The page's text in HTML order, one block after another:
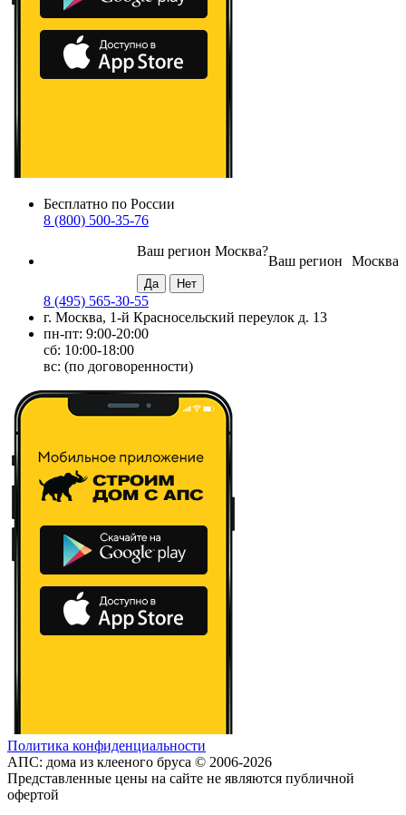
Бесплатно по России
8 (800) 500-35-76
Москва
Ваш регион
Ваш регион Москва?
8 (495) 565-30-55
г. Москва, 1-й Красносельский переулок д. 13
пн-пт: 9:00-20:00
сб: 10:00-18:00
вс: (по договоренности)
Политика конфиденциальности
АПС: дома из клееного бруса © 2006-2026
Представленные цены на сайте не являются публичной
офертой